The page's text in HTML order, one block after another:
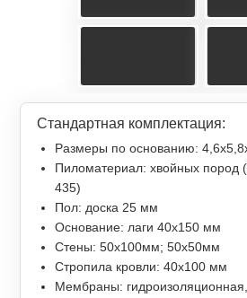
Стандартная комплектация:
Размеры по основанию:
Пиломатериал: хвойных пород
435)
Пол: доска 25 мм
Основание: лаги 40х150 мм
Стены: 50х100мм; 50х50мм
Стропила кровли: 40х100 мм
Мембраны: